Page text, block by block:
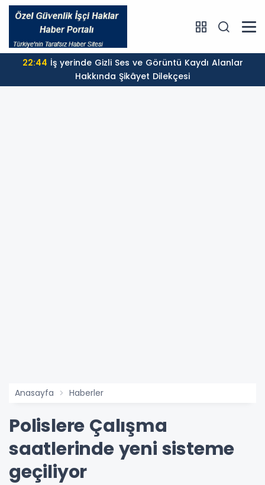
22:44
Hakkında Şikâyet Dilekçesi
Anasayfa Haberler
Polislere Çalışma
saatlerinde yeni sisteme
geçiliyor